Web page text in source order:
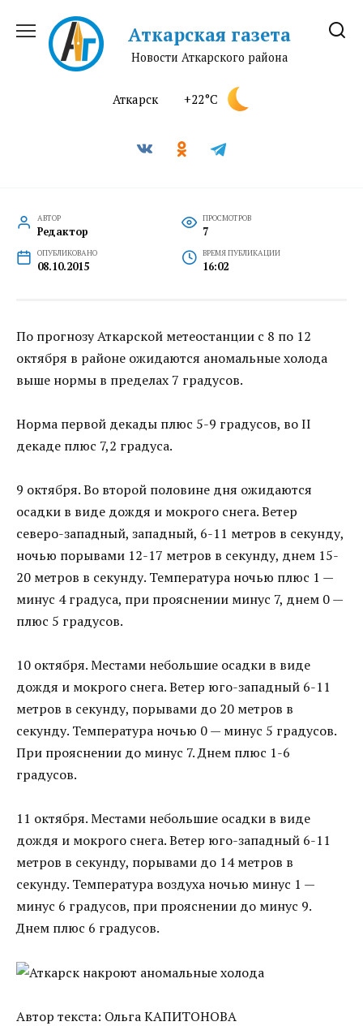
содержанию
Аткарская газета
Новости Аткарского района
Аткарск +22°C
АВТОР
Редактор
ПРОСМОТРОВ
7
ОПУБЛИКОВАНО
08.10.2015
ВРЕМЯ ПУБЛИКАЦИИ
16:02
По прогнозу Аткарской метеостанции с 8 по 12
октября в районе ожидаются аномальные холода
выше нормы в пределах 7 градусов.
Норма первой декады плюс 5-9 градусов, во II
декаде плюс 7,2 градуса.
9 октября. Во второй половине дня ожидаются
осадки в виде дождя и мокрого снега. Ветер
северо-западный, западный, 6-11 метров в секунду,
ночью порывами 12-17 метров в секунду, днем 15-
20 метров в секунду. Температура ночью плюс 1 —
минус 4 градуса, при прояснении минус 7, днем 0 —
плюс 5 градусов.
10 октября. Местами небольшие осадки в виде
дождя и мокрого снега. Ветер юго-западный 6-11
метров в секунду, порывами до 20 метров в
секунду. Температура ночью 0 — минус 5 градусов.
При прояснении до минус 7. Днем плюс 1-6
градусов.
11 октября. Местами небольшие осадки в виде
дождя и мокрого снега. Ветер юго-западный 6-11
метров в секунду, порывами до 14 метров в
секунду. Температура воздуха ночью минус 1 —
минус 6 градусов, при прояснении до минус 9.
Днем плюс 6 градусов.
Автор текста: Ольга КАПИТОНОВА